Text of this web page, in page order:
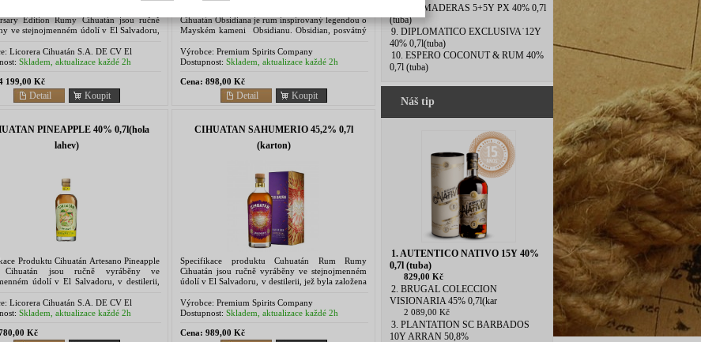
Edition Rumy Cihuatán jsou ručně
ve stejnojmenném údolí v El Salvadoru,
Licorera Cihuatán S.A. DE CV El
Centroamerica
Skladem, aktualizace každé 2h
199,00 Kč
Koupit
Detail
Cihuatán Obsidiana je rum inspirovaný legendou o
Mayském kameni Obsidianu. Obsidian, posvátný
Výrobce: Premium Spirits Company
Dostupnost: Skladem, aktualizace každé 2h
Cena: 898,00 Kč
Koupit
Detail
PINEAPPLE 40% 0,7l(hola
lahev)
Produktu Cihuatán Artesano Pineapple
Cihuatán jsou ručně vyráběny ve
údolí v El Salvadoru, v destilerii,
Licorera Cihuatán S.A. DE CV El
Centroamerica
Skladem, aktualizace každé 2h
Kč
CIHUATAN SAHUMERIO 45,2% 0,7l
(karton)
Specifikace produktu Cuhuatán Rum Rumy
Cihuatán jsou ručně vyráběny ve stejnojmenném
údolí v El Salvadoru, v destilerii, jež byla založena
Výrobce: Premium Spirits Company
Dostupnost: Skladem, aktualizace každé 2h
Cena: 989,00 Kč
8. DOS MADERAS 5+5Y PX 40% 0,7l
(tuba)
9. DIPLOMATICO EXCLUSIVA˙12Y
40% 0,7l(tuba)
10. ESPERO COCONUT & RUM 40%
0,7l (tuba)
Náš tip
1. AUTENTICO NATIVO 15Y 40%
0,7l (tuba)
829,00 Kč
2. BRUGAL COLECCION
VISIONARIA 45% 0,7l(kar
2 089,00 Kč
3. PLANTATION SC BARBADOS
10Y ARRAN 50,8%